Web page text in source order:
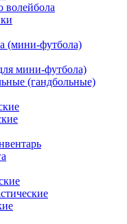
волейбола
(мини-футбола)
мини-футбола)
(гандбольные)